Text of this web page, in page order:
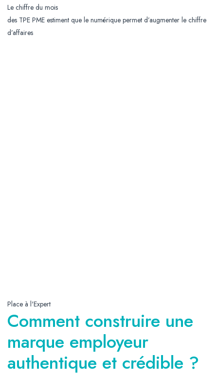
Le chiffre du mois
des TPE PME estiment que le numérique permet d’augmenter le chiffre
d’affaires
Place à l'Expert
Comment construire une
marque employeur
authentique et crédible ?